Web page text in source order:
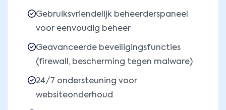
Gebruiksvriendelijk beheerderspaneel
voor eenvoudig beheer
Geavanceerde beveiligingsfuncties
(firewall, bescherming tegen malware)
24/7 ondersteuning voor
websiteonderhoud